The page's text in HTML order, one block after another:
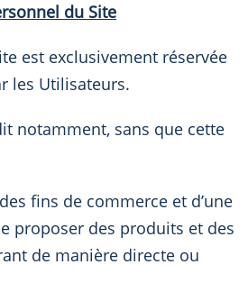
du Site
est exclusivement réservée
les Utilisateurs.
notamment, sans que cette
fins de commerce et d’une
proposer des produits et des
de manière directe ou